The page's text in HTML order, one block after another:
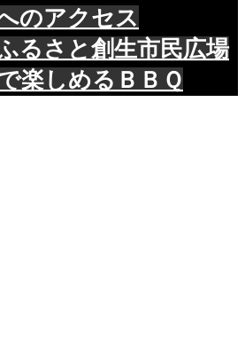
のアクセス
るさと創生市民広場
楽しめるＢＢＱ